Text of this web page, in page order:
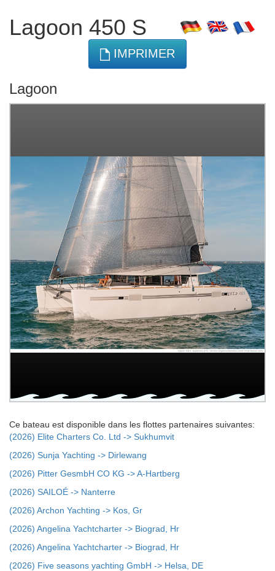
Lagoon 450 S
IMPRIMER
Lagoon
Ce bateau est disponible dans les flottes partenaires suivantes:
(2026) Elite Charters Co. Ltd -> Sukhumvit
(2026) Sunja Yachting -> Dirlewang
(2026) Pitter GesmbH CO KG -> A-Hartberg
(2026) SAILOÉ -> Nanterre
(2026) Archon Yachting -> Kos, Gr
(2026) Angelina Yachtcharter -> Biograd, Hr
(2026) Angelina Yachtcharter -> Biograd, Hr
(2026) Five seasons yachting GmbH -> Helsa, DE